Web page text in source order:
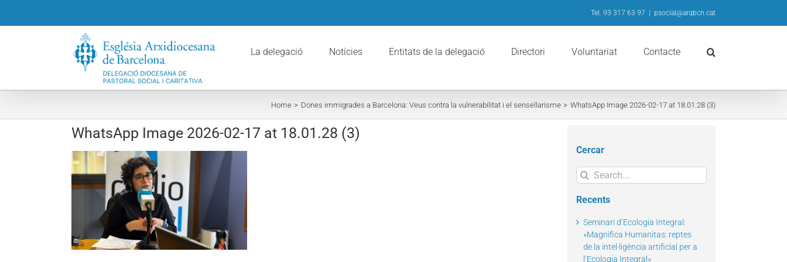
Tel. 93 317 63 97 psocial@arqbcn.cat
La delegació Notícies Entitats de la delegació Directori Voluntariat Contacte
Home Dones immigrades a Barcelona: Veus contra la vulnerabilitat i el sensellarisme WhatsApp Image 2026-02-17 at 18.01.28 (3)
WhatsApp Image 2026-02-17 at 18.01.28 (3)
Cercar
Search
for:
Recents
Seminari d’Ecologia Integral:
«Magnifica Humanitas: reptes
de la intel·ligència artificial per a
l’Ecologia Integral»